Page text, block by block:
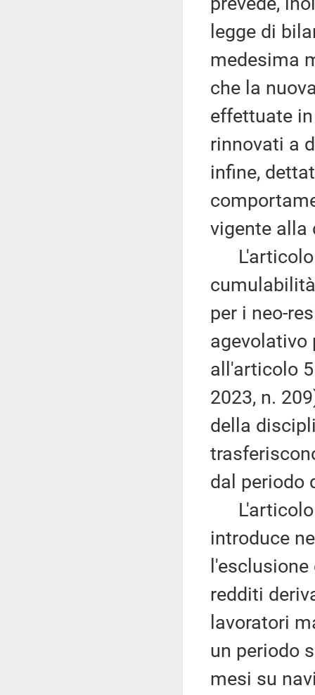
legge di
medesima
che la
effettuate
rinnovati a
infine,
vigente alla
L'articolo
per i neo-
agevolativo
all'articolo
2023, n.
della
dal periodo
L'articolo
introduce
redditi
lavoratori
un periodo
mesi su